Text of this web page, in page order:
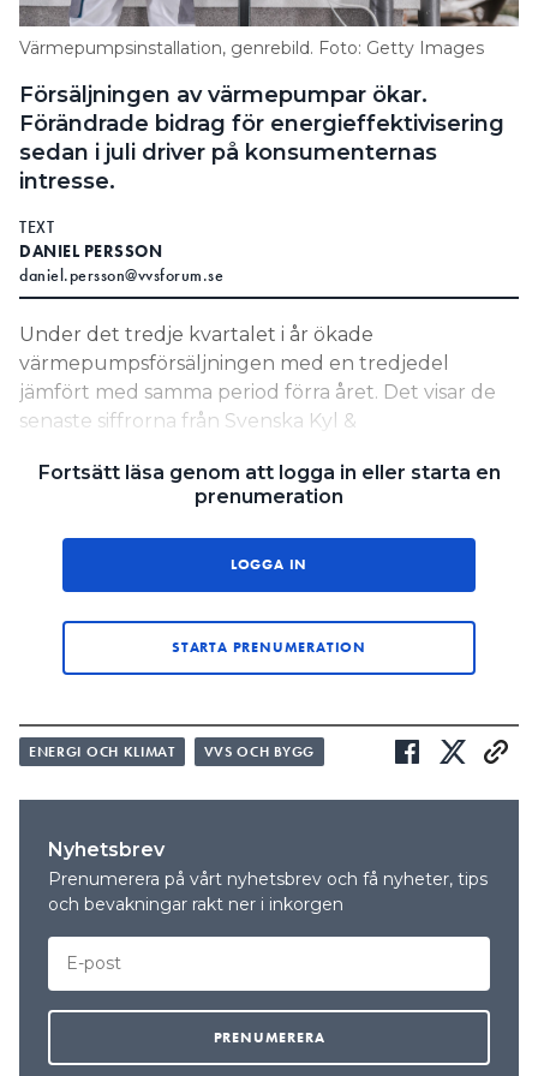
Information om GDPR
SEARCH
Värmepumpsinstallation, genrebild. Foto: Getty Images
Försäljningen av värmepumpar ökar.
Förändrade bidrag för energieffektivisering
sedan i juli driver på konsumenternas
intresse.
TEXT
DANIEL PERSSON
daniel.persson@vvsforum.se
Under det tredje kvartalet i år ökade
värmepumpsförsäljningen med en tredjedel
jämfört med samma period förra året. Det visar de
senaste siffrorna från Svenska Kyl &
ökade med 8 procent, bergvärmepumpar med 34
procent och frånluftsvärmepumpar med hela 57
procent.
KAN GÖRA”
DET BLEV INTE SOM TÄNKT:
TVÄRTOM”
DEN SENARE SIFFRANär enligt föreningen något
lägre egentligen eftersom det gjorts förändringar i
som gör att ökningen ser större ut på papper än
den är i verkligheten.
Värmepumpföreningen, tror på fortsatt hög
efterfrågan den närmaste tiden.
– Inför den kalla perioden som nu kommer är det
klokt att se om sitt hus. Elpriserna är för närvarande
Fortsätt läsa genom att logga in eller starta en
prenumeration
LOGGA IN
STARTA PRENUMERATION
ENERGI OCH KLIMAT VVS OCH BYGG
Nyhetsbrev
Prenumerera på vårt nyhetsbrev och få nyheter, tips
och bevakningar rakt ner i inkorgen